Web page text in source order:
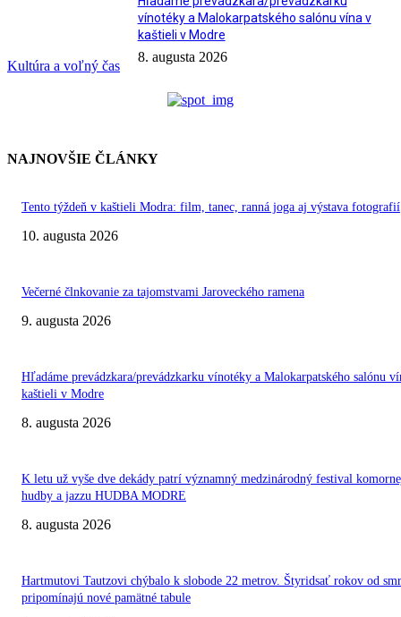
Kultúra a voľný čas
vínotéky a Malokarpatského salónu vína v
kaštieli v Modre
8. augusta 2026
NAJNOVŠIE ČLÁNKY
Tento týždeň v kaštieli Modra: film, tanec, ranná joga aj výstava fotografií
10. augusta 2026
Večerné člnkovanie za tajomstvami Jaroveckého ramena
9. augusta 2026
Hľadáme prevádzkara/prevádzkarku vínotéky a Malokarpatského salónu
kaštieli v Modre
8. augusta 2026
K letu už vyše dve dekády patrí významný medzinárodný festival
hudby a jazzu HUDBA MODRE
8. augusta 2026
Hartmutovi Tautzovi chýbalo k slobode 22 metrov. Štyridsať rokov od
pripomínajú nové pamätné tabule